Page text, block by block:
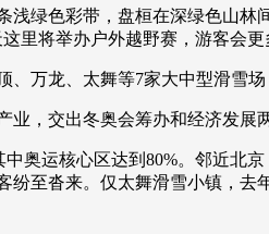
色彩带，盘桓在深绿色山林
里将举办户外越野赛，游客会更
龙、太舞等7家大中型滑雪场
，交出冬奥会筹办和经济发展两
运核心区达到80%。邻近北
至沓来。仅太舞滑雪小镇，去